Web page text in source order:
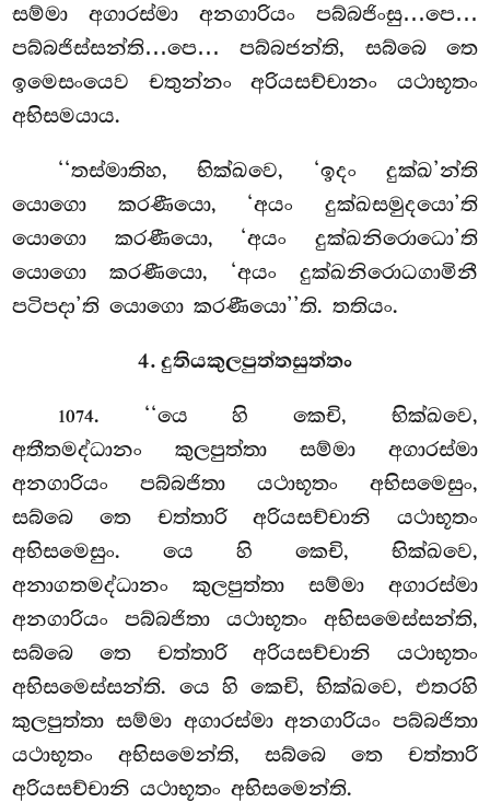
සම්මා අගාරස්මා අනගාරියං පබ්බජිංසු…පෙ…
පබ්බජිස්සන්ති…පෙ… පබ්බජන්ති, සබ්බෙ තෙ
ඉමෙසංයෙව චතුන්නං අරියසච්චානං යථාභූතං
අභිසමයාය.
‘‘තස්මාතිහ, භික්ඛවෙ, ‘ඉදං දුක්ඛ’න්ති
යොගො කරණීයො, ‘අයං දුක්ඛසමුදයො’ති
යොගො කරණීයො, ‘අයං දුක්ඛනිරොධො’ති
යොගො කරණීයො, ‘අයං දුක්ඛනිරොධගාමිනී
පටිපදා’ති යොගො කරණීයො’’ති. තතියං.
4. දුතියකුලපුත්තසුත්තං
1074. ‘‘යෙ හි කෙචි, භික්ඛවෙ,
අතීතමද්ධානං කුලපුත්තා සම්මා අගාරස්මා
අනගාරියං පබ්බජිතා යථාභූතං අභිසමෙසුං,
සබ්බෙ තෙ චත්තාරි අරියසච්චානි යථාභූතං
අභිසමෙසුං. යෙ හි කෙචි, භික්ඛවෙ,
අනාගතමද්ධානං කුලපුත්තා සම්මා අගාරස්මා
අනගාරියං පබ්බජිතා යථාභූතං අභිසමෙස්සන්ති,
සබ්බෙ තෙ චත්තාරි අරියසච්චානි යථාභූතං
අභිසමෙස්සන්ති. යෙ හි කෙචි, භික්ඛවෙ, එතරහි
කුලපුත්තා සම්මා අගාරස්මා අනගාරියං පබ්බජිතා
යථාභූතං අභිසමෙන්ති, සබ්බෙ තෙ චත්තාරි
අරියසච්චානි යථාභූතං අභිසමෙන්ති.